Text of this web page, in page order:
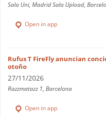
Sala Uni, Madrid Sala Upload,
Open in app
Rufus T FireFly anuncian
otoño
27/11/2026
Razzmatazz 1, Barcelona
Open in app